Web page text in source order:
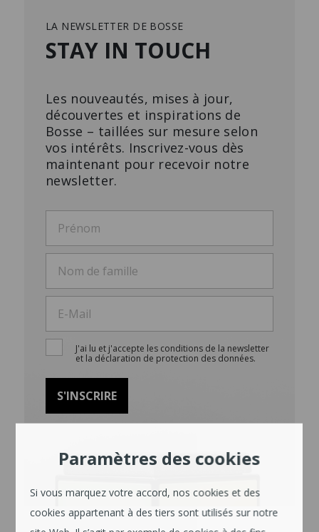
Paramètres des cookies
Si vous marquez votre accord, nos cookies et des
cookies appartenant à des tiers sont utilisés sur notre
LA NEWSLETTER DE BOSSE
STAY IN TOUCH
Les nouveautés, mises à jour,
découvertes et inspirations de
Bosse – taillées sur mesure selon
vos intérêts. Inscrivez-vous dès
maintenant pour recevoir notre
newsletter.
J'ai lu et j'accepte les conditions de la newsletter
et la déclaration de protection des données.